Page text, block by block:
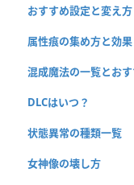
おすすめ設定と変え方
属性痕の集め方と効果
混成魔法の一覧とお
DLCはいつ？
状態異常の種類一覧
女神像の壊し方